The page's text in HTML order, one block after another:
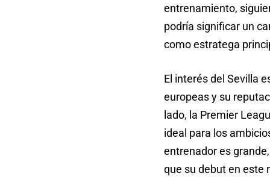
entrenamiento,
podría significar un
como estratega
El interés del Sevilla
europeas y su
lado, la Premier
ideal para los
entrenador es
que su debut en este